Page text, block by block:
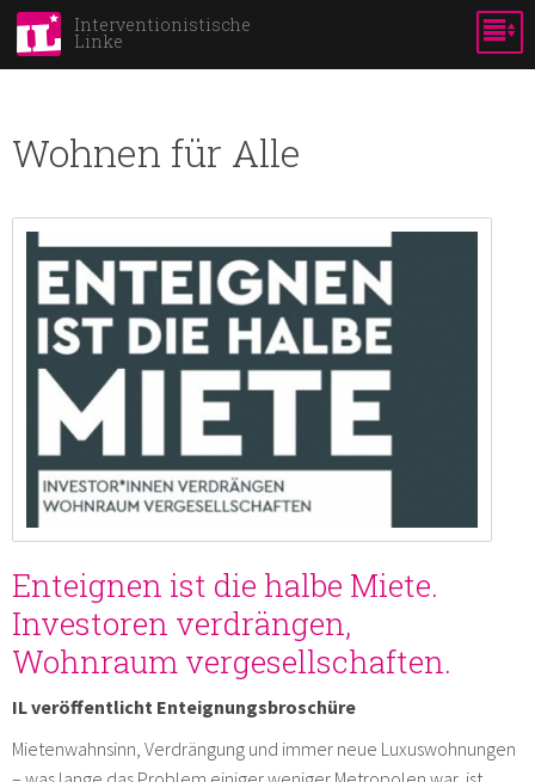
Direkt
Inhalt
Interventionistische
Linke
Wohnen für Alle
Enteignen ist die halbe Miete.
Investoren verdrängen,
Wohnraum vergesellschaften.
IL veröffentlicht Enteignungsbroschüre
Mietenwahnsinn, Verdrängung und immer neue Luxuswohnungen